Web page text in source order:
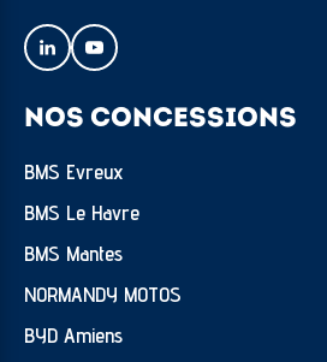
NOS CONCESSIONS
BMS Evreux
BMS Le Havre
BMS Mantes
NORMANDY MOTOS
BYD Amiens